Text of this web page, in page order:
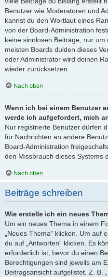
Benutzer wie Moderatoren und
kannst du den Wortlaut eines
von der Board-Administration
keine sinnlosen Beiträge, nur
meisten Boards dulden dieses
oder Administrator wird deinen
wieder zurücksetzen.
Nach oben
Wenn ich bei einem Benutzer
werde ich aufgefordert, mich
Nur registrierte Benutzer dürfen
für Nachrichten an andere
Board-Administration
den Missbrauch dieses Systems
Nach oben
Beiträge schreiben
Wie erstelle ich ein neues
Um ein neues Thema in einem
„Neues Thema“ klicken. Um
du auf „Antworten“ klicken. Es
erforderlich ist, bevor du einen
Berechtigungen sind jeweils am
Beitragsansicht aufgelistet. Z. B.